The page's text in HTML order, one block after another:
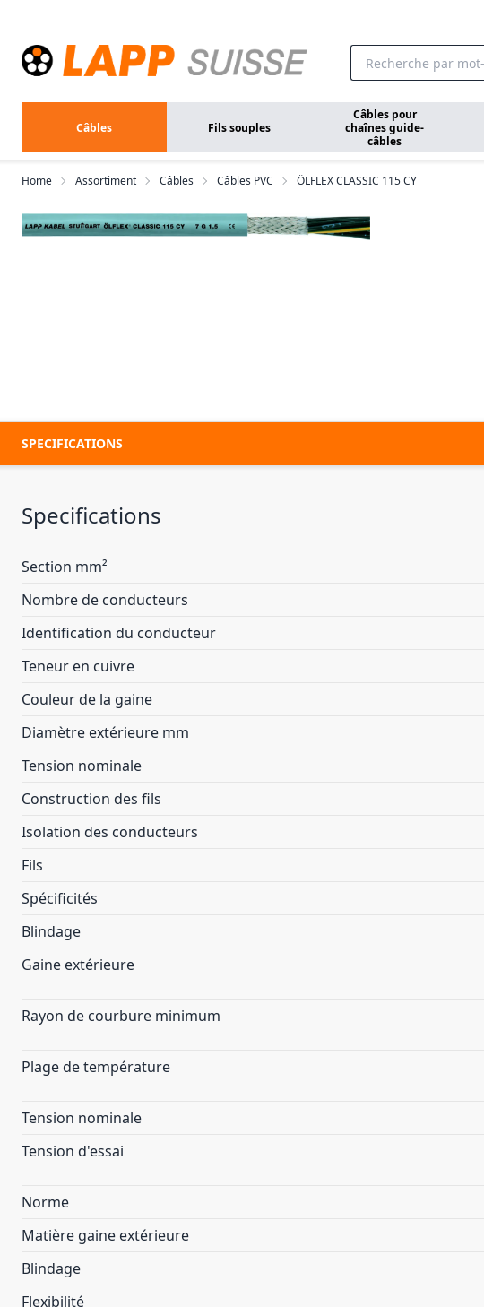
Câbles Fils souples
Câbles pour
chaînes guide-
câbles
Home Assortiment Câbles Câbles PVC ÖLFLEX CLASSIC 115 CY
SPECIFICATIONS
Specifications
Section mm²
Nombre de conducteurs
Identification du conducteur
Teneur en cuivre
Couleur de la gaine
Diamètre extérieure mm
Tension nominale
Construction des fils
Isolation des conducteurs
Fils
Spécificités
Blindage
Gaine extérieure
Rayon de courbure minimum
Plage de température
Tension nominale
Tension d'essai
Norme
Matière gaine extérieure
Blindage
Flexibilité